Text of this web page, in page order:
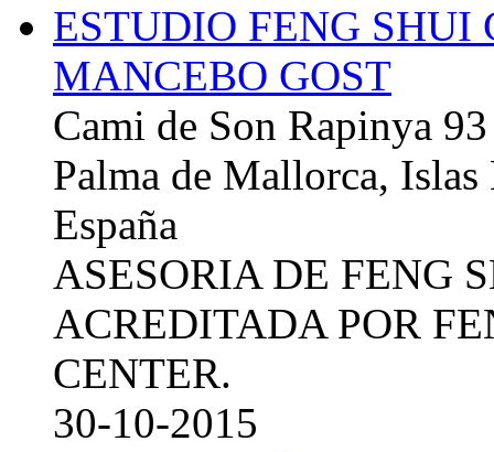
ESTUDIO FENG
MANCEBO GOST
Cami de Son Rapinya 93
Palma de Mallorca, Islas
España
ASESORIA DE FENG
ACREDITADA POR
CENTER.
30-10-2015